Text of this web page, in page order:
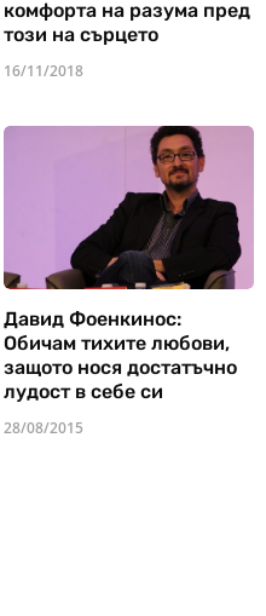
комфорта на разума пред
този на сърцето
16/11/2018
Давид Фоенкинос:
Обичам тихите любови,
защото нося достатъчно
лудост в себе си
28/08/2015